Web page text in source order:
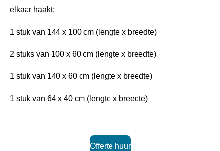
elkaar haakt;
1 stuk van 144 x 100 cm (lengte x breedte)
2 stuks van 100 x 60 cm (lengte x breedte)
1 stuk van 140 x 60 cm (lengte x breedte)
1 stuk van 64 x 40 cm (lengte x breedte)
Offerte huur